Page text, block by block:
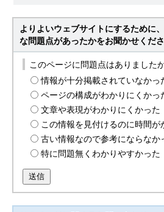
よりよいウェブサイトにするために
な問題点があったかをお聞かせくださ
このページに問題点はありました
情報が十分掲載されていなかっ
ページの構成がわかりにくかっ
文章や表現がわかりにくかった
この情報を見付けるのに時間が
古い情報なので参考にならなか
特に問題無くわかりやすかった
送信